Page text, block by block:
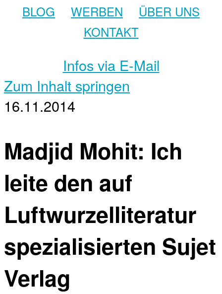
BLOG
WERBEN
ÜBER UNS
KONTAKT
Infos via E-Mail
Zum Inhalt springen
16.11.2014
Madjid Mohit: Ich
leite den auf
Luftwurzelliteratur
spezialisierten Sujet
Verlag